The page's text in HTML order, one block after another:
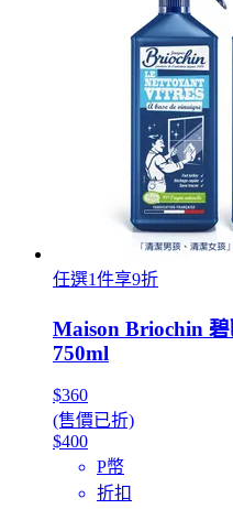
任選1件享9折
Maison Briochin
750ml
$360
(售價已折)
$400
P幣
折扣